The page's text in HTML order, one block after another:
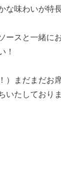
な味わいが特
ースと一緒に
！
）まだまだお
いたしておりま